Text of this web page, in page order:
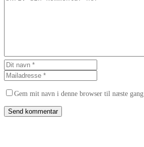
Gem mit navn i denne browser til næste gang